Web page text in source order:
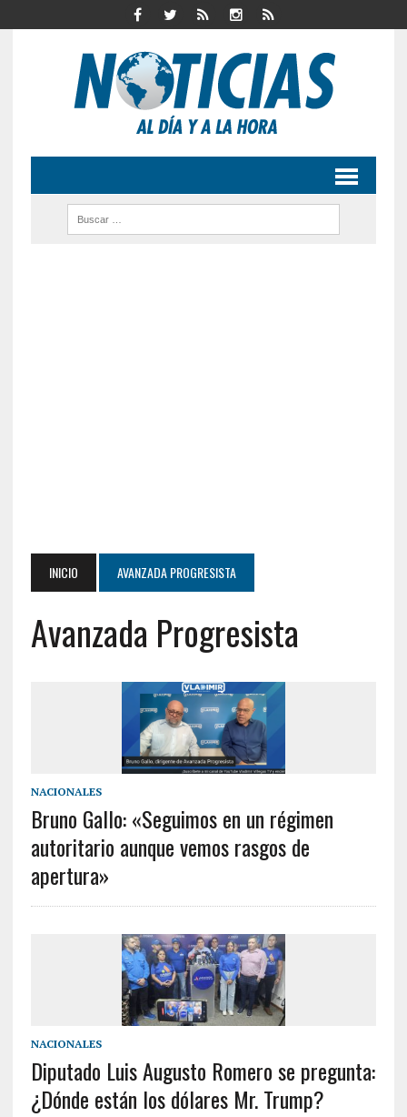
INICIO AVANZADA PROGRESISTA
Avanzada Progresista
NACIONALES
Bruno Gallo: «Seguimos en un régimen
autoritario aunque vemos rasgos de
apertura»
NACIONALES
Diputado Luis Augusto Romero se pregunta:
¿Dónde están los dólares Mr. Trump?